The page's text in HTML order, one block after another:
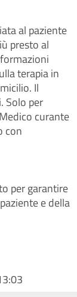
al paziente
presto al
terapia in
Il
Solo per
curante
con
per garantire
e della